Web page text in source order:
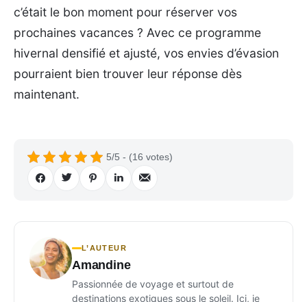
c’était le bon moment pour réserver vos
prochaines vacances ? Avec ce programme
hivernal densifié et ajusté, vos envies d’évasion
pourraient bien trouver leur réponse dès
maintenant.
5/5 - (16 votes)
L’AUTEUR
Amandine
Passionnée de voyage et surtout de
destinations exotiques sous le soleil. Ici, je